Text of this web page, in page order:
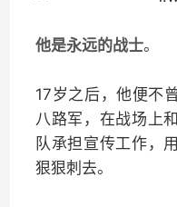
他是永远的战士。
17岁之后，他便不
八路军，在战场上
队承担宣传工作，
狠狠刺去。